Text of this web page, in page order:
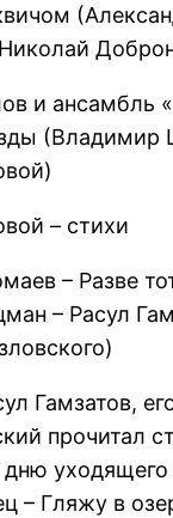
и ансамбль
(Владимир
– стихи
– Разве
– Расул
Гамзатов,
прочитал
уходящего
– Гляжу в